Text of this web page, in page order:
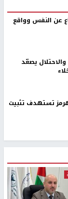
عن النفس وواقع
يصعّد
تستهدف تثبيت